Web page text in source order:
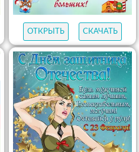
ОТКРЫТЬ СКАЧАТЬ